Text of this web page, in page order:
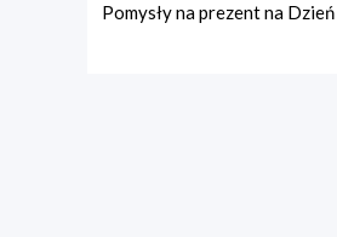
Pomysły na prezent na